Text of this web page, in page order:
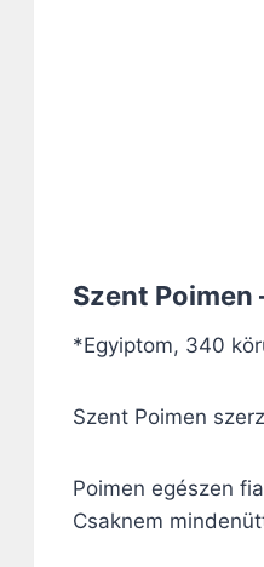
Szent Poimen
*Egyiptom, 340
Szent Poimen
Poimen egészen
Csaknem